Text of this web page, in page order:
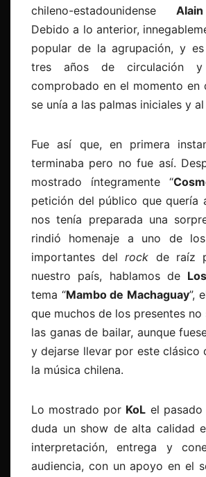
chileno-estadounidense Alain
Debido a lo anterior,
popular de la agrupación, y
tres años de circulación
comprobado en el momento en
se unía a las palmas iniciales y
Fue así que, en primera
terminaba pero no fue así.
mostrado íntegramente “
petición del público que quería
nos tenía preparada una
rindió homenaje a uno de
importantes delrock de raíz
nuestro país, hablamos de
tema “Mambo de Machaguay”,
que muchos de los presentes no
las ganas de bailar, aunque
y dejarse llevar por este clásico
la música chilena.
Lo mostrado por KoL el
duda un show de alta calidad
interpretación, entrega y
audiencia, con un apoyo en el